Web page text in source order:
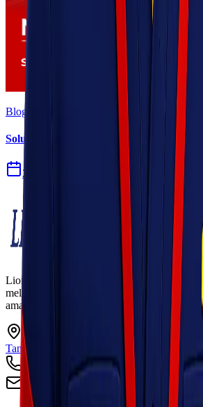
Blog
Solusi Logistik untuk Perusahaan
27 Jul 2026
Lionel Express adalah perusahaan jasa
melayani pengiriman barang ke seluruh
aman, dan harga kompetitif.
Ruko Garden Square Blok G No. 11-12
Tangerang, Banten 15124
+62 813 8838 8182
info@lionelexpress.com